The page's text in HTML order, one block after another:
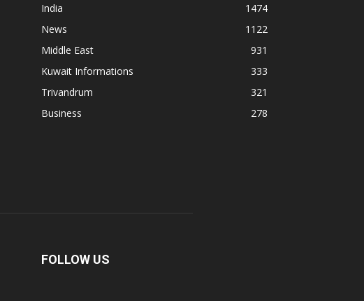
India
1474
News
1122
Middle East
931
Kuwait Informations
333
Trivandrum
321
Business
278
FOLLOW US